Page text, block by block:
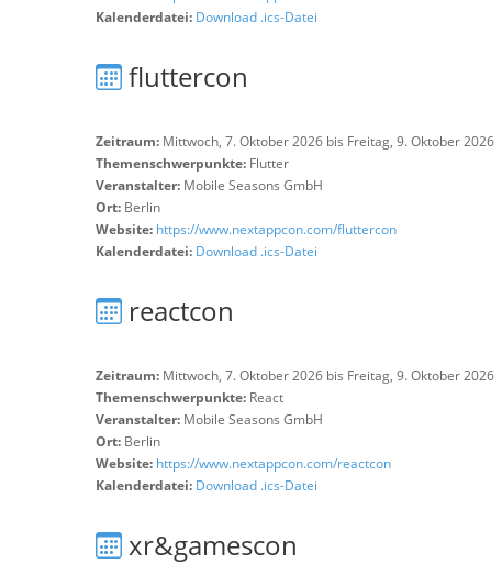
Kalenderdatei: Download .ics-Datei
fluttercon
Zeitraum: Mittwoch, 7. Oktober 2026 bis Freitag, 9. Oktober 2026
Themenschwerpunkte: Flutter
Veranstalter: Mobile Seasons GmbH
Ort: Berlin
Website: https://www.nextappcon.com/fluttercon
Kalenderdatei: Download .ics-Datei
reactcon
Zeitraum: Mittwoch, 7. Oktober 2026 bis Freitag, 9. Oktober 2026
Themenschwerpunkte: React
Veranstalter: Mobile Seasons GmbH
Ort: Berlin
Website: https://www.nextappcon.com/reactcon
Kalenderdatei: Download .ics-Datei
xr&gamescon